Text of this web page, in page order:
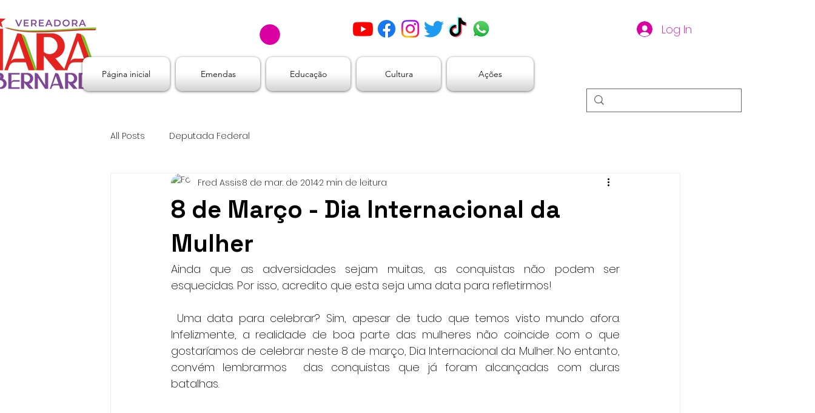
Log In
Página inicial Emendas Educação Cultura Ações
All Posts Deputada Federal
8 de Março - Dia Internacional da
Mulher
Fred Assis8 de mar. de 20142 min de leitura
Ainda que as adversidades sejam muitas, as conquistas não podem ser
esquecidas. Por isso, acredito que esta seja uma data para refletirmos!
Uma data para celebrar? Sim, apesar de tudo que temos visto mundo afora.
Infelizmente, a realidade de boa parte das mulheres não coincide com o que
gostaríamos de celebrar neste 8 de março, Dia Internacional da Mulher. No entanto,
convém lembrarmos  das conquistas que já foram alcançadas com duras
batalhas.